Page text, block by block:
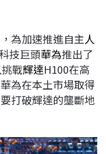
為加速推進自主人
技巨頭華為推出了
挑戰輝達H100在高
為在本土市場取得
打破輝達的壟斷地